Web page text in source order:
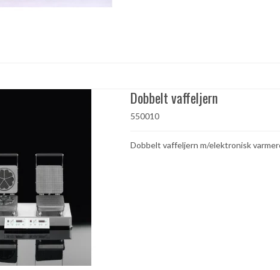
Dobbelt vaffeljern
550010
Dobbelt vaffeljern m/elektronisk